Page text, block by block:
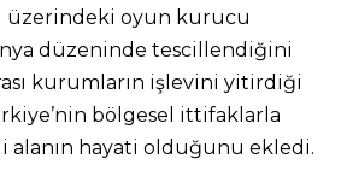
üzerindeki oyun kurucu
düzeninde tescillendiğini
kurumların işlevini yitirdiği
bölgesel ittifaklarla
hayati olduğunu ekledi.